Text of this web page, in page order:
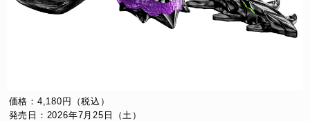
価格：4,180円（税込）
発売日：2026年7月25日（土）